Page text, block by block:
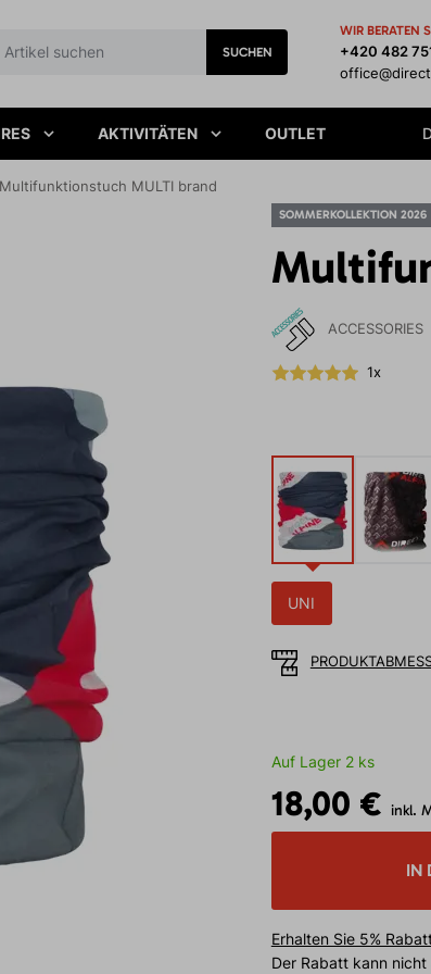
SUCHEN
WIR BERATEN
+420 482
AKTIVITÄTEN OUTLET
MULTI brand
SOMMERKOLLEKTION 2026
ACCESSORIES
1x
UNI
Auf Lager 2 ks
18,00 € inkl.
IN
Erhalten Sie 5%
Der Rabatt kann